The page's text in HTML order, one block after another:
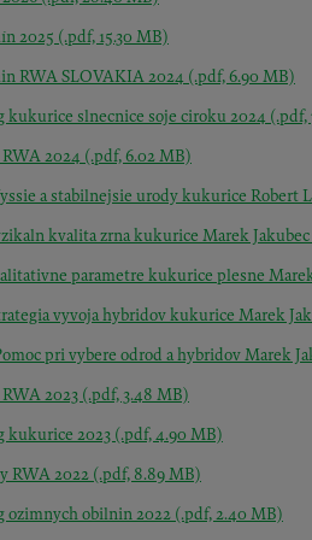
2025 (.pdf, 15.30 MB)
RWA SLOVAKIA 2024 (.pdf, 6.90 MB)
kukurice slnecnice soje ciroku 2024 (.pdf,
2024 (.pdf, 6.02 MB)
a stabilnejsie urody kukurice Robert
kvalita zrna kukurice Marek Jakubec
parametre kukurice plesne
vyvoja hybridov kukurice Marek
pri vybere odrod a hybridov Marek
2023 (.pdf, 3.48 MB)
kukurice 2023 (.pdf, 4.90 MB)
RWA 2022 (.pdf, 8.89 MB)
ozimnych obilnin 2022 (.pdf, 2.40 MB)